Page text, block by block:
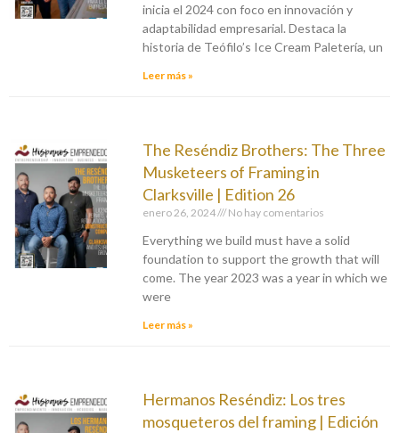
inicia el 2024 con foco en innovación y
adaptabilidad empresarial. Destaca la
historia de Teófilo’s Ice Cream Paletería, un
Leer más »
The Reséndiz Brothers: The Three
Musketeers of Framing in
Clarksville | Edition 26
enero 26, 2024 No hay comentarios
Everything we build must have a solid
foundation to support the growth that will
come. The year 2023 was a year in which we
were
Leer más »
Hermanos Reséndiz: Los tres
mosqueteros del framing | Edición